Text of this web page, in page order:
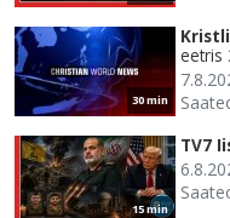
30 min
eetris
15 min
TV7